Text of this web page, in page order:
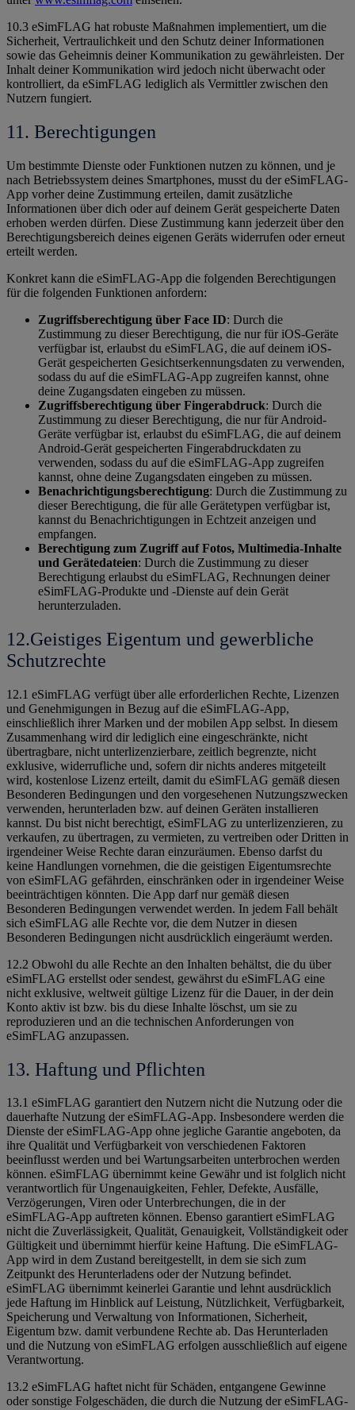
10.3 eSimFLAG hat robuste Maßnahmen implementiert, um die
Sicherheit, Vertraulichkeit und den Schutz deiner Informationen
sowie das Geheimnis deiner Kommunikation zu gewährleisten. Der
Inhalt deiner Kommunikation wird jedoch nicht überwacht oder
kontrolliert, da eSimFLAG lediglich als Vermittler zwischen den
Nutzern fungiert.
11. Berechtigungen
Um bestimmte Dienste oder Funktionen nutzen zu können, und je
nach Betriebssystem deines Smartphones, musst du der eSimFLAG-
App vorher deine Zustimmung erteilen, damit zusätzliche
Informationen über dich oder auf deinem Gerät gespeicherte Daten
erhoben werden dürfen. Diese Zustimmung kann jederzeit über den
Berechtigungsbereich deines eigenen Geräts widerrufen oder erneut
erteilt werden.
Konkret kann die eSimFLAG-App die folgenden Berechtigungen
für die folgenden Funktionen anfordern:
Zugriffsberechtigung über Face ID: Durch die
Zustimmung zu dieser Berechtigung, die nur für iOS-Geräte
verfügbar ist, erlaubst du eSimFLAG, die auf deinem iOS-
Gerät gespeicherten Gesichtserkennungsdaten zu verwenden,
sodass du auf die eSimFLAG-App zugreifen kannst, ohne
deine Zugangsdaten eingeben zu müssen.
Zugriffsberechtigung über Fingerabdruck: Durch die
Zustimmung zu dieser Berechtigung, die nur für Android-
Geräte verfügbar ist, erlaubst du eSimFLAG, die auf deinem
Android-Gerät gespeicherten Fingerabdruckdaten zu
verwenden, sodass du auf die eSimFLAG-App zugreifen
kannst, ohne deine Zugangsdaten eingeben zu müssen.
Benachrichtigungsberechtigung: Durch die Zustimmung zu
dieser Berechtigung, die für alle Gerätetypen verfügbar ist,
kannst du Benachrichtigungen in Echtzeit anzeigen und
empfangen.
Berechtigung zum Zugriff auf Fotos, Multimedia-Inhalte
und Gerätedateien: Durch die Zustimmung zu dieser
Berechtigung erlaubst du eSimFLAG, Rechnungen deiner
eSimFLAG-Produkte und -Dienste auf dein Gerät
herunterzuladen.
12.Geistiges Eigentum und gewerbliche
Schutzrechte
12.1 eSimFLAG verfügt über alle erforderlichen Rechte, Lizenzen
und Genehmigungen in Bezug auf die eSimFLAG-App,
einschließlich ihrer Marken und der mobilen App selbst. In diesem
Zusammenhang wird dir lediglich eine eingeschränkte, nicht
übertragbare, nicht unterlizenzierbare, zeitlich begrenzte, nicht
exklusive, widerrufliche und, sofern dir nichts anderes mitgeteilt
wird, kostenlose Lizenz erteilt, damit du eSimFLAG gemäß diesen
Besonderen Bedingungen und den vorgesehenen Nutzungszwecken
verwenden, herunterladen bzw. auf deinen Geräten installieren
kannst. Du bist nicht berechtigt, eSimFLAG zu unterlizenzieren, zu
verkaufen, zu übertragen, zu vermieten, zu vertreiben oder Dritten in
irgendeiner Weise Rechte daran einzuräumen. Ebenso darfst du
keine Handlungen vornehmen, die die geistigen Eigentumsrechte
von eSimFLAG gefährden, einschränken oder in irgendeiner Weise
beeinträchtigen könnten. Die App darf nur gemäß diesen
Besonderen Bedingungen verwendet werden. In jedem Fall behält
sich eSimFLAG alle Rechte vor, die dem Nutzer in diesen
Besonderen Bedingungen nicht ausdrücklich eingeräumt werden.
12.2 Obwohl du alle Rechte an den Inhalten behältst, die du über
eSimFLAG erstellst oder sendest, gewährst du eSimFLAG eine
nicht exklusive, weltweit gültige Lizenz für die Dauer, in der dein
Konto aktiv ist bzw. bis du diese Inhalte löschst, um sie zu
reproduzieren und an die technischen Anforderungen von
eSimFLAG anzupassen.
13. Haftung und Pflichten
13.1 eSimFLAG garantiert den Nutzern nicht die Nutzung oder die
dauerhafte Nutzung der eSimFLAG-App. Insbesondere werden die
Dienste der eSimFLAG-App ohne jegliche Garantie angeboten, da
ihre Qualität und Verfügbarkeit von verschiedenen Faktoren
beeinflusst werden und bei Wartungsarbeiten unterbrochen werden
können. eSimFLAG übernimmt keine Gewähr und ist folglich nicht
verantwortlich für Ungenauigkeiten, Fehler, Defekte, Ausfälle,
Verzögerungen, Viren oder Unterbrechungen, die in der
eSimFLAG-App auftreten können. Ebenso garantiert eSimFLAG
nicht die Zuverlässigkeit, Qualität, Genauigkeit, Vollständigkeit oder
Gültigkeit und übernimmt hierfür keine Haftung. Die eSimFLAG-
App wird in dem Zustand bereitgestellt, in dem sie sich zum
Zeitpunkt des Herunterladens oder der Nutzung befindet.
eSimFLAG übernimmt keinerlei Garantie und lehnt ausdrücklich
jede Haftung im Hinblick auf Leistung, Nützlichkeit, Verfügbarkeit,
Speicherung und Verwaltung von Informationen, Sicherheit,
Eigentum bzw. damit verbundene Rechte ab. Das Herunterladen
und die Nutzung von eSimFLAG erfolgen ausschließlich auf eigene
Verantwortung.
13.2 eSimFLAG haftet nicht für Schäden, entgangene Gewinne
oder sonstige Folgeschäden, die durch die Nutzung der eSimFLAG-